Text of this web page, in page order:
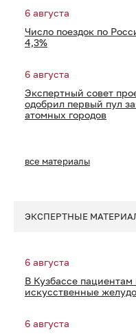
6 августа
Число поездок по
4,3%
6 августа
Экспертный совет
одобрил первый пул
атомных городов
все материалы
ЭКСПЕРТНЫЕ
6 августа
В Кузбассе
искусственные
6 августа